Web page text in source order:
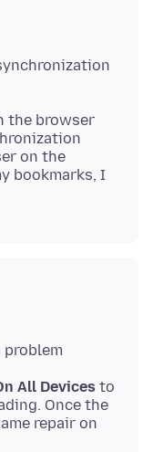
the browser
on the
bookmarks, I
problem
All Devices to
Once the
repair on